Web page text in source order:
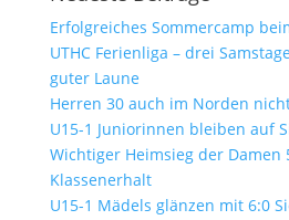
Erfolgreiches Sommercamp
UTHC Ferienliga – drei
guter Laune
Herren 30 auch im Norden
U15-1 Juniorinnen bleiben auf
Wichtiger Heimsieg der Damen
Klassenerhalt
U15-1 Mädels glänzen mit 6:0